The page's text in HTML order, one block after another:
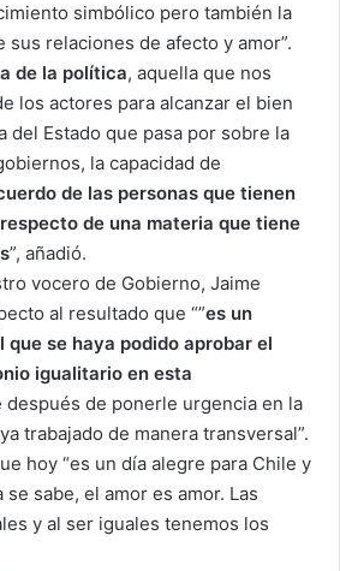
simbólico pero también la
relaciones de afecto y amor”.
de la política, aquella que nos
los actores para alcanzar el bien
del Estado que pasa por sobre la
la capacidad de
de las personas que tienen
de una materia que tiene
”, añadió.
vocero de Gobierno, Jaime
al resultado que “”es un
que se haya podido aprobar el
igualitario en esta
después de ponerle urgencia en la
trabajado de manera transversal”.
hoy “es un día alegre para Chile y
sabe, el amor es amor. Las
y al ser iguales tenemos los